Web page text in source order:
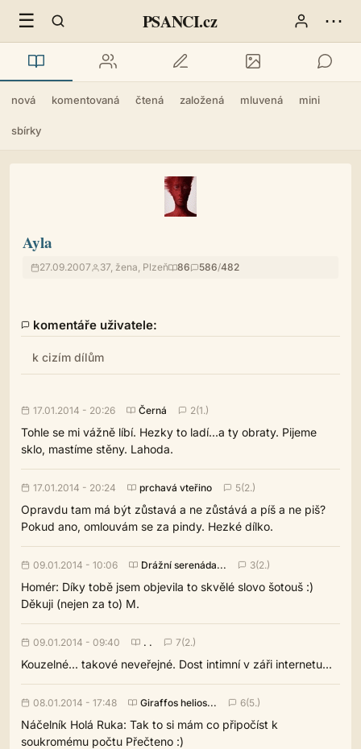
☰ PSANCI.cz ⋯
nová komentovaná čtená založená mluvená mini
sbírky
Ayla
27.09.2007 37, žena, Plzeň 86 586/482
komentáře uživatele:
k cizím dílům
17.01.2014 - 20:26 Černá 2(1.)
Tohle se mi vážně líbí. Hezky to ladí...a ty obraty. Pijeme
sklo, mastíme stěny. Lahoda.
17.01.2014 - 20:24 prchavá vteřino 5(2.)
Opravdu tam má být zůstavá a ne zůstává a píš a ne piš?
Pokud ano, omlouvám se za pindy. Hezké dílko.
09.01.2014 - 10:06 Drážní serenáda... 3(2.)
Homér: Díky tobě jsem objevila to skvělé slovo šotouš :)
Děkuji (nejen za to) M.
09.01.2014 - 09:40 . . 7(2.)
Kouzelné... takové neveřejné. Dost intimní v záři internetu...
08.01.2014 - 17:48 Giraffos helios... 6(5.)
Náčelník Holá Ruka: Tak to si mám co připočíst k
soukromému počtu Přečteno :)